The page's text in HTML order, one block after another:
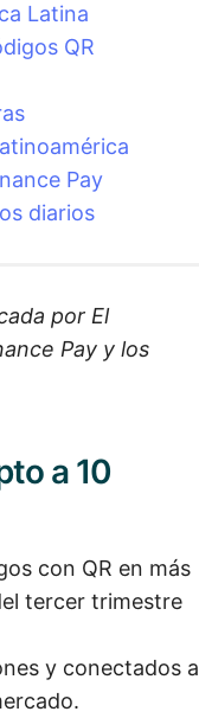
Latina
QR
Pay
diarios
por El
Pay y los
a 10
con QR en más
tercer trimestre
y conectados a